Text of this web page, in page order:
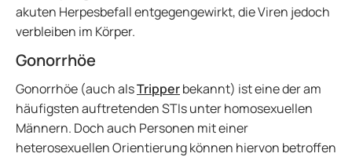
akuten Herpesbefall entgegengewirkt, die Viren jedoch
verbleiben im Körper.
Gonorrhöe
Gonorrhöe (auch alsTripperbekannt) ist eine der am
häufigsten auftretenden STIs unter homosexuellen
Männern. Doch auch Personen mit einer
heterosexuellen Orientierung können hiervon betroffen